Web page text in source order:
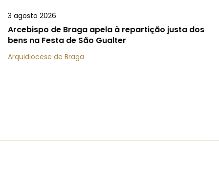
3 agosto 2026
Arcebispo de Braga apela à repartição justa dos
bens na Festa de São Gualter
Arquidiocese de Braga